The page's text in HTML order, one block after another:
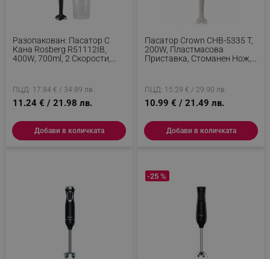
Разопакован: Пасатор С
Кана Rosberg R51112IB,
400W, 700ml, 2 Скорости,
ПЦД: 17.84 € / 34.89 лв.
11.24 € / 21.98 лв.
Добави в количката
Пасатор Crown CHB-5335 T,
200W, Пластмасова
Приставка, Стоманен Нож,
ПЦД: 15.29 € / 29.90 лв.
10.99 € / 21.49 лв.
Добави в количката
-25 %